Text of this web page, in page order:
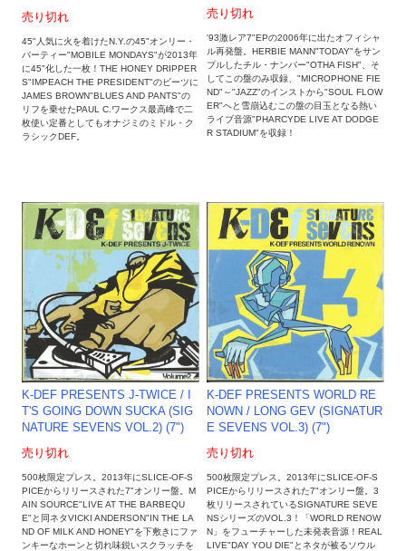
売り切れ
45"人気に火を着けたN.Y.の45"オンリー・
パーティー"MOBILE MONDAYS"が2013年
に45"化した一枚！THE HONEY DRIPPER
S"IMPEACH THE PRESIDENT"のビーツに
JAMES BROWN"BLUES AND PANTS"の
リフを乗せたPAUL C.ワークス最高峰で二
枚使い定番としてもオナジミのミドル・ク
ラシックDEF。
売り切れ
'93激レア7"EPの2006年に出たオフィシャ
ル再発盤。HERBIE MANN"TODAY"をサン
プルしたチル・ナンバー"OTHA FISH"、そ
してこの盤のみ収録、"MICROPHONE FIE
ND"～"JAZZ"のインストから"SOUL FLOW
ER"へと雪崩込むこの盤の目玉となる熱い
ライブ音源"PHARCYDE LIVE AT DODGE
R STADIUM"を収録！
K-DEF PRESENTS J-TWICE / I
T'S GOING DOWN SUCKA (SIG
NATURE SEVENS VOL.2) (7")
売り切れ
500枚限定プレス。2013年にSLICE-OF-S
PICEからリリースされた7"オンリー盤。M
AIN SOURCE"LIVE AT THE BARBEQU
E"と同ネタVICKI ANDERSON"IN THE LA
ND OF MILK AND HONEY"を下敷きにファ
ンキーなホーンと切れ味鋭いスクラッチを
K-DEF PRESENTS WORLD RE
NOWN / LONG GEV (SIGNATUR
E SEVENS VOL.3) (7")
売り切れ
500枚限定プレス。2013年にSLICE-OF-S
PICEからリリースされた7"オンリー盤。3
枚リリースされているSIGNATURE SEVE
NSシリーズのVOL.3！「WORLD RENOW
N」をフューチャーした未発表音源！REAL
LIVE"DAY YOU DIE"とネタが被るソウル